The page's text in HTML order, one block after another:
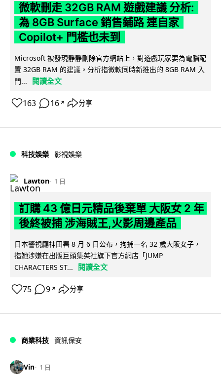
微軟刪走 32GB RAM 遊戲建議 分析:
為 8GB Surface 銷售鋪路 連自家
Copilot+ 門檻也未到
Microsoft 被發現靜靜刪除官方網站上，對遊戲玩家要為電腦配
置 32GB RAM 的建議。分析指微軟同時新推出的 8GB RAM 入
門...
閱讀全文
163 16 ↗ 分享
科技娛樂 影視娛樂
Lawton 1 日
訂購 43 億日元精品後棄單 大阪女 2 年
後終被捕 涉海賊王,火影周邊產品
日本警視廳神田署 8 月 6 日公布，拘捕一名 32 歲大阪女子，
指她涉嫌在出版巨頭集英社旗下官方網店「JUMP
CHARACTERS ST...
閱讀全文
75 9 ↗ 分享
商業科技 資訊保安
Vin 1 日